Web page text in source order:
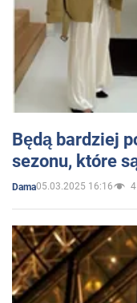
Będą bardziej
sezonu, które
Dama05.03.2025 16:16 4